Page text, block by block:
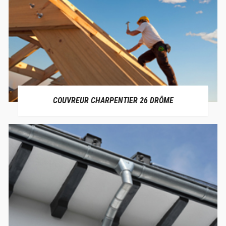
COUVREUR CHARPENTIER 26 DRÔME